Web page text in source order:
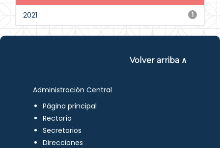
1
2021
Volver arriba ∧
Administración Central
Página principal
Rectoría
Secretarios
Direcciones